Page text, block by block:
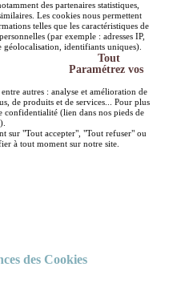
des partenaires statistiques,
Les cookies nous permettent
telles que les caractéristiques de
(par exemple : adresses IP,
géolocalisation, identifiants uniques).
Tout
Paramétrez vos
autres : analyse et amélioration de
de produits et de services... Pour plus
(lien dans nos pieds de
sur "Tout accepter", "Tout refuser" ou
à tout moment sur notre site.
des Cookies